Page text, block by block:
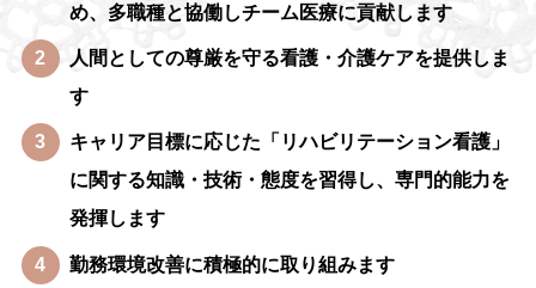
め、多職種と協働しチーム医療に貢献します
人間としての尊厳を守る看護・介護ケアを提供しま
す
キャリア目標に応じた「リハビリテーション看護」
に関する知識・技術・態度を習得し、専門的能力を
発揮します
勤務環境改善に積極的に取り組みます